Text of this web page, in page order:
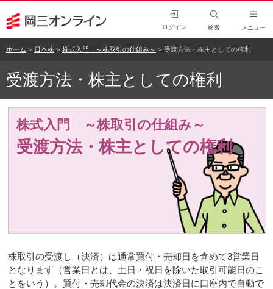
ログイン 検索 メニュー
ホーム 日本株 株式入門 ～株取引の仕組み～ 受渡方法・株主としての権利
受渡方法・株主としての権利
株式入門 ～株取引の仕組み～
受渡方法・株主としての権利
株取引の受渡し（決済）は通常買付・売却日を含めて3営業日
となります（営業日とは、土日・祝日を除いた取引可能日のこ
とをいう）。買付・売却代金の決済は決済日に口座内で自動で